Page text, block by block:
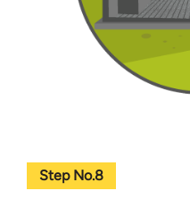
Step No.8